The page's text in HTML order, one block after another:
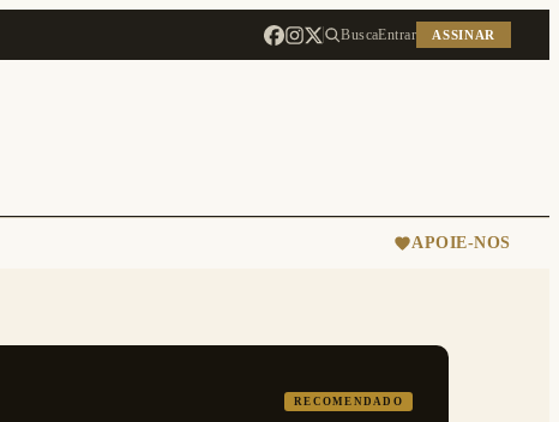
BuscaEntrar ASSINAR
APOIE-NOS
RECOMENDADO